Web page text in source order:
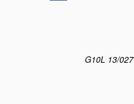
G10L 13/027